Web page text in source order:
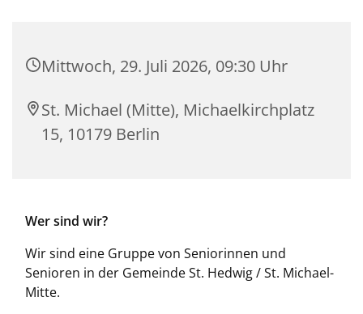
Mittwoch, 29. Juli 2026, 09:30 Uhr
St. Michael (Mitte), Michaelkirchplatz
15, 10179 Berlin
Wer sind wir?
Wir sind eine Gruppe von Seniorinnen und
Senioren in der Gemeinde St. Hedwig / St. Michael-
Mitte.